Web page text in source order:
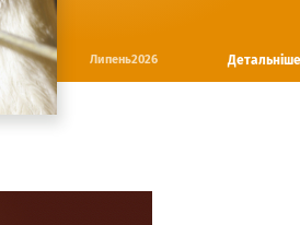
Липень2026 Детальніше